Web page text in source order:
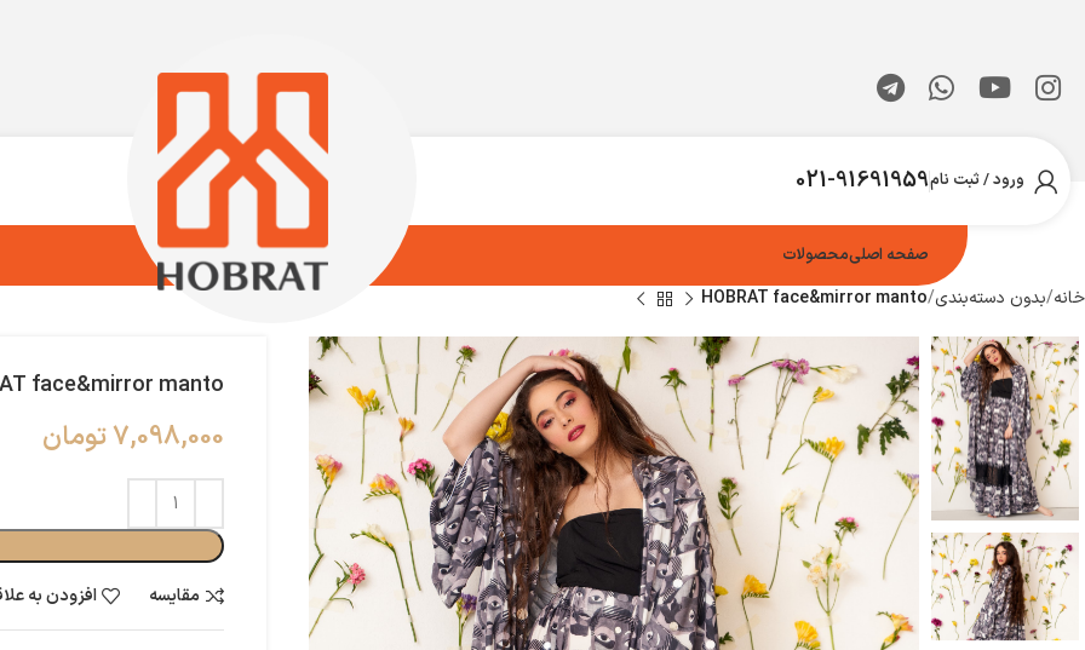
ورود / ثبت نام021-91691959
صفحه اصلیمحصولات
خانه بدون دسته‌بندی HOBRAT face&mirror manto
face&mirror manto
7,098,000تومان
مقایسه
افزودن به